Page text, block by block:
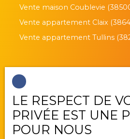
Vente maison Coublevie
Vente appartement Claix
Vente appartement Tullins
Je suis propriétaire
Estimez votre bien
Vendre avec nous
Gestion locative
LE RESPECT DE
PRIVÉE EST UNE
POUR NOUS